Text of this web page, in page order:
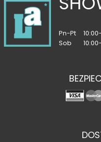
Pn-Pt
Sob